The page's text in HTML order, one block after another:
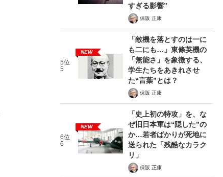
すぎる影響”
保阪 正康
5位
5
NEW
「敵機を落とすのは一に
も二にも…」東條英機の
「無能さ」を象徴する、
学生たちをあきれさせ
た“言葉”とは？
保阪 正康
6位
6
NEW
「史上初の特攻」を、な
ぜ旧日本軍は“隠した”の
か…若者ばかりが死地に
送られた「残酷なカラク
リ」
保阪 正康